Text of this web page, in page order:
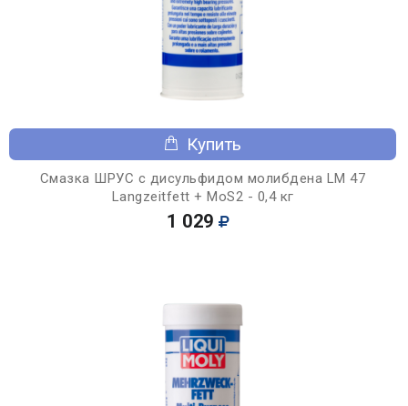
Купить
Смазка ШРУС с дисульфидом молибдена LM 47
Langzeitfett + MoS2 - 0,4 кг
1 029